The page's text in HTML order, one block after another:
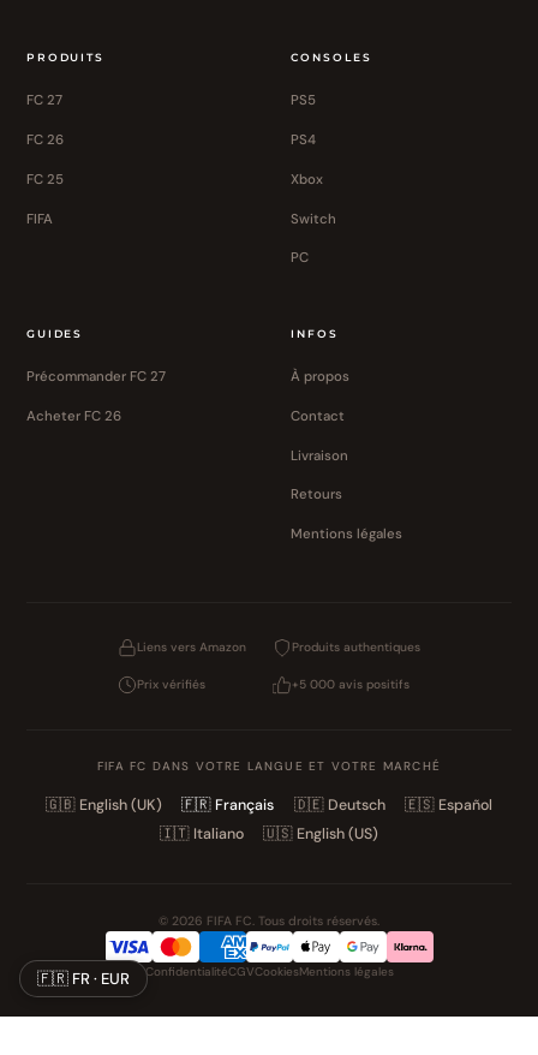
PRODUITS
FC 27
FC 26
FC 25
FIFA
CONSOLES
PS5
PS4
Xbox
Switch
PC
GUIDES
Précommander FC 27
Acheter FC 26
INFOS
À propos
Contact
Livraison
Retours
Mentions légales
Liens vers Amazon Produits authentiques
Prix vérifiés +5 000 avis positifs
FIFA FC DANS VOTRE LANGUE ET VOTRE MARCHÉ
🇬🇧 English (UK) 🇫🇷 Français 🇩🇪 Deutsch 🇪🇸 Español
🇮🇹 Italiano 🇺🇸 English (US)
© 2026 FIFA FC. Tous droits réservés.
ConfidentialitéCGVCookiesMentions légales
🇫🇷 FR · EUR